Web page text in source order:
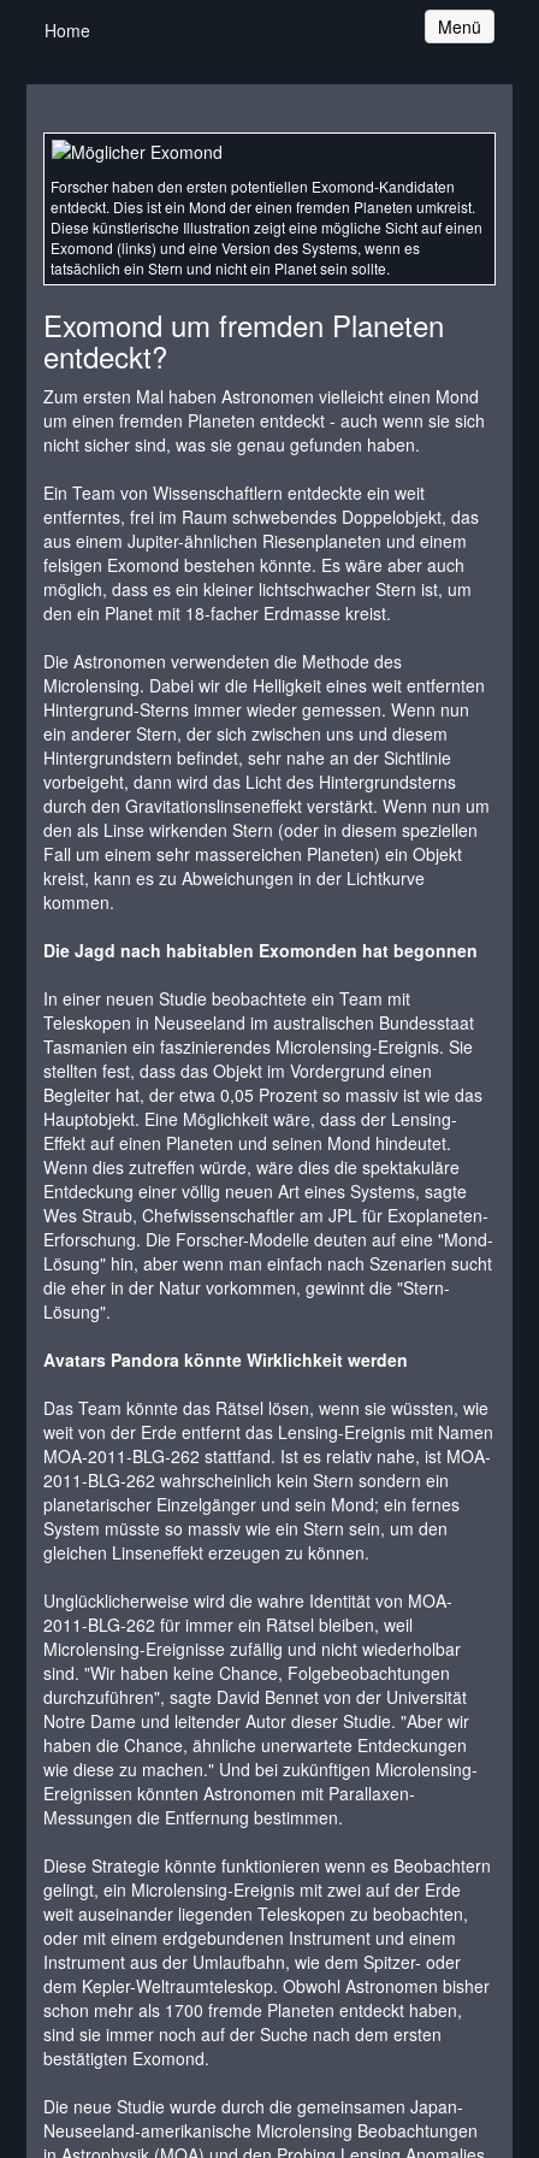
Navigation
Menü
Home
Forscher haben den ersten potentiellen Exomond-Kandidaten
entdeckt. Dies ist ein Mond der einen fremden Planeten umkreist.
Diese künstlerische Illustration zeigt eine mögliche Sicht auf einen
Exomond (links) und eine Version des Systems, wenn es
tatsächlich ein Stern und nicht ein Planet sein sollte.
Exomond um fremden Planeten
entdeckt?
Zum ersten Mal haben Astronomen vielleicht einen Mond
um einen fremden Planeten entdeckt - auch wenn sie sich
nicht sicher sind, was sie genau gefunden haben.
Ein Team von Wissenschaftlern entdeckte ein weit
entferntes, frei im Raum schwebendes Doppelobjekt, das
aus einem Jupiter-ähnlichen Riesenplaneten und einem
felsigen Exomond bestehen könnte. Es wäre aber auch
möglich, dass es ein kleiner lichtschwacher Stern ist, um
den ein Planet mit 18-facher Erdmasse kreist.
Die Astronomen verwendeten die Methode des
Microlensing. Dabei wir die Helligkeit eines weit entfernten
Hintergrund-Sterns immer wieder gemessen. Wenn nun
ein anderer Stern, der sich zwischen uns und diesem
Hintergrundstern befindet, sehr nahe an der Sichtlinie
vorbeigeht, dann wird das Licht des Hintergrundsterns
durch den Gravitationslinseneffekt verstärkt. Wenn nun um
den als Linse wirkenden Stern (oder in diesem speziellen
Fall um einem sehr massereichen Planeten) ein Objekt
kreist, kann es zu Abweichungen in der Lichtkurve
kommen.
Die Jagd nach habitablen Exomonden hat begonnen
In einer neuen Studie beobachtete ein Team mit
Teleskopen in Neuseeland im australischen Bundesstaat
Tasmanien ein faszinierendes Microlensing-Ereignis. Sie
stellten fest, dass das Objekt im Vordergrund einen
Begleiter hat, der etwa 0,05 Prozent so massiv ist wie das
Hauptobjekt. Eine Möglichkeit wäre, dass der Lensing-
Effekt auf einen Planeten und seinen Mond hindeutet.
Wenn dies zutreffen würde, wäre dies die spektakuläre
Entdeckung einer völlig neuen Art eines Systems, sagte
Wes Straub, Chefwissenschaftler am JPL für Exoplaneten-
Erforschung. Die Forscher-Modelle deuten auf eine "Mond-
Lösung" hin, aber wenn man einfach nach Szenarien sucht
die eher in der Natur vorkommen, gewinnt die "Stern-
Lösung".
Avatars Pandora könnte Wirklichkeit werden
Das Team könnte das Rätsel lösen, wenn sie wüssten, wie
weit von der Erde entfernt das Lensing-Ereignis mit Namen
MOA-2011-BLG-262 stattfand. Ist es relativ nahe, ist MOA-
2011-BLG-262 wahrscheinlich kein Stern sondern ein
planetarischer Einzelgänger und sein Mond; ein fernes
System müsste so massiv wie ein Stern sein, um den
gleichen Linseneffekt erzeugen zu können.
Unglücklicherweise wird die wahre Identität von MOA-
2011-BLG-262 für immer ein Rätsel bleiben, weil
Microlensing-Ereignisse zufällig und nicht wiederholbar
sind. "Wir haben keine Chance, Folgebeobachtungen
durchzuführen", sagte David Bennet von der Universität
Notre Dame und leitender Autor dieser Studie. "Aber wir
haben die Chance, ähnliche unerwartete Entdeckungen
wie diese zu machen." Und bei zukünftigen Microlensing-
Ereignissen könnten Astronomen mit Parallaxen-
Messungen die Entfernung bestimmen.
Diese Strategie könnte funktionieren wenn es Beobachtern
gelingt, ein Microlensing-Ereignis mit zwei auf der Erde
weit auseinander liegenden Teleskopen zu beobachten,
oder mit einem erdgebundenen Instrument und einem
Instrument aus der Umlaufbahn, wie dem Spitzer- oder
dem Kepler-Weltraumteleskop. Obwohl Astronomen bisher
schon mehr als 1700 fremde Planeten entdeckt haben,
sind sie immer noch auf der Suche nach dem ersten
bestätigten Exomond.
Die neue Studie wurde durch die gemeinsamen Japan-
Neuseeland-amerikanische Microlensing Beobachtungen